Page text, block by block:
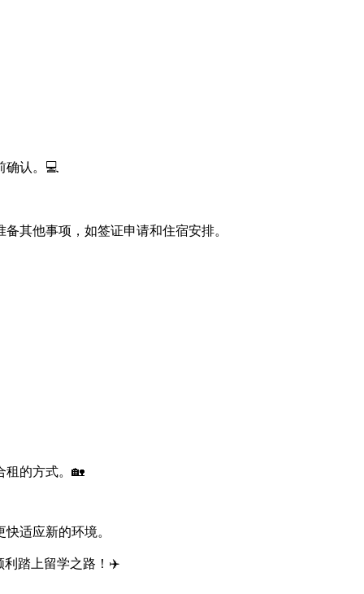
确认。💻
其他事项，如签证申请和住宿安排。
租的方式。🏡
适应新的环境。
利踏上留学之路！✈️